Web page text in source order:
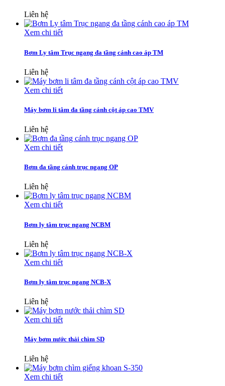
Liên hệ
Xem chi tiết
Bơm Ly tâm Trục ngang đa tầng cánh cao áp TM
Liên hệ
Xem chi tiết
Máy bơm li tâm đa tầng cánh cột áp cao TMV
Liên hệ
Xem chi tiết
Bơm đa tầng cánh trục ngang OP
Liên hệ
Xem chi tiết
Bơm ly tâm trục ngang NCBM
Liên hệ
Xem chi tiết
Bơm ly tâm trục ngang NCB-X
Liên hệ
Xem chi tiết
Máy bơm nước thải chìm SD
Liên hệ
Xem chi tiết